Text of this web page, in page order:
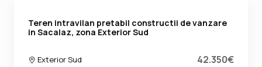
Teren intravilan pretabil constructii de vanzare
in Sacalaz, zona Exterior Sud
Exterior Sud 42.350€